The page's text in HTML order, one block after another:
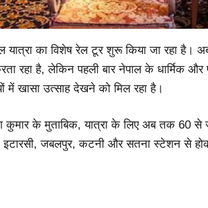
यात्रा का विशेष रेल टूर शुरू किया जा रहा
रहा है, लेकिन पहली बार नेपाल के धार्मिक
में खासा उत्साह देखने को मिल रहा है।
के मुताबिक, यात्रा के लिए अब तक 60 से
जबलपुर, कटनी और सतना स्टेशन से